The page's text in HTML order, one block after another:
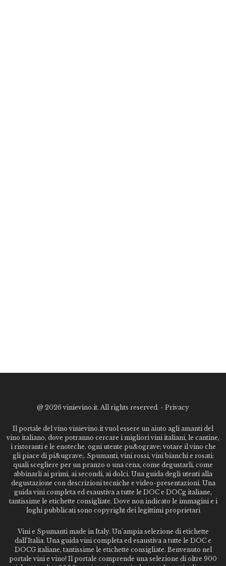
@ 2026 vinievino.it. All rights reserved. - Privacy
Il portale del vino vinievino.it vuol essere un aiuto agli amanti del
vino italiano, dove potranno cercare i migliori vini italiani, le cantine,
i ristoranti e le enoteche. ogni utente pu&ograve; votare il vino che
gli piace di pi&ugrave;. Spumanti, vini rossi, vini bianchi e rosati:
quali scegliere per un pranzo o una cena, come degustarli, come
abbinarli ai primi, ai secondi, ai dolci. Una guida degli utenti alla
degustazione con descrizioni tecniche e video-presentazioni. Una
guida vini completa ed esaustiva a tutte le DOC e DOCg italiane,
tantissime le etichette consigliate. Dove non indicato le immagini e i
loghi pubblicati sono copyright dei legittimi proprietari
Vini e Spumanti made in Italy. Un'ampia selezione di etichette
dall'Italia. Una guida vini completa ed esaustiva a tutte le DOC e
DOCG italiane, tantissime le etichette consigliate. Benvenuto nel
portale vini e vino! Il portale comprende una selezione di oltre 900